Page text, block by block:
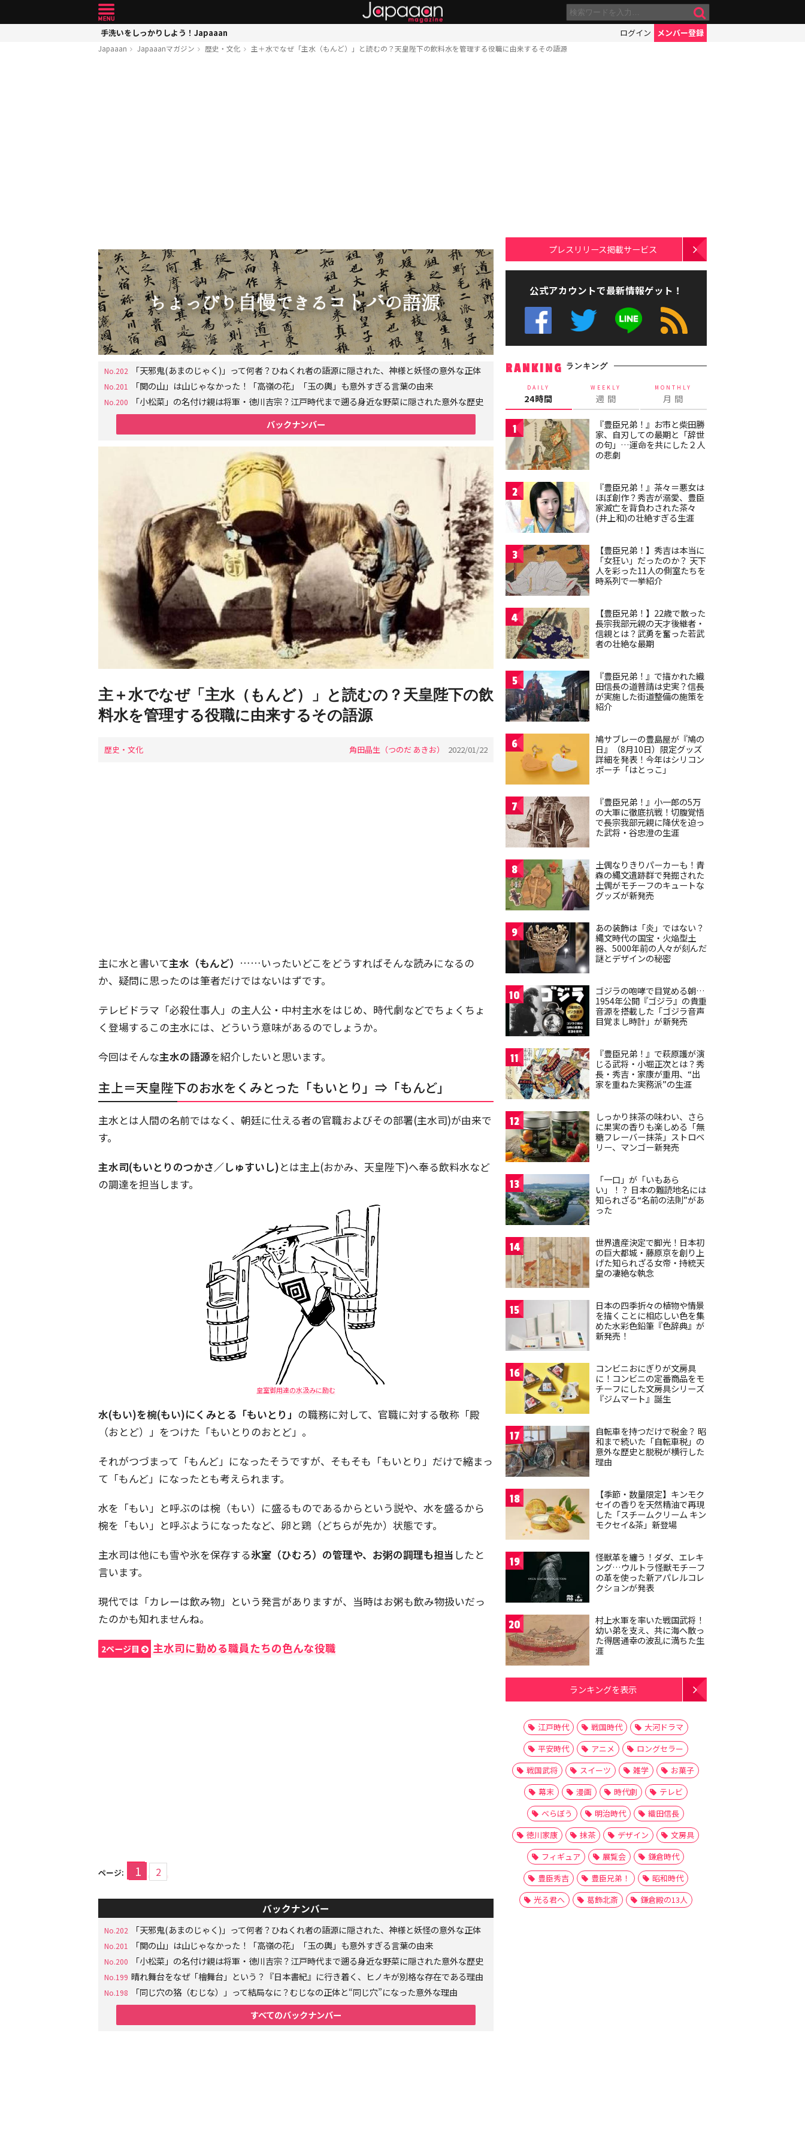
手洗いをしっかりしよう！Japaaan ログイン メンバー登録
Japaaan Japaaanマガジン 歴史・文化 主＋水でなぜ「主水（もんど）」と読むの？天皇陛下の飲料水を管理する役職に由来するその語源
No.202 「天邪鬼(あまのじゃく)」って何者？ひねくれ者の語源に隠された、神様と妖怪の意外な正体
No.201 「関の山」は山じゃなかった！「高嶺の花」「玉の輿」も意外すぎる言葉の由来
No.200
「小松菜」の名付け親は将軍・徳川吉宗？江戸時代まで遡る身近な野菜に隠された意外な歴史
バックナンバー
主＋水でなぜ「主水（もんど）」と読むの？天皇陛下の飲
料水を管理する役職に由来するその語源
歴史・文化 角田晶生（つのだ あきお） 2022/01/22
主に水と書いて主水（もんど） ……いったいどこをどうすればそんな読みになるの
か、疑問に思ったのは筆者だけではないはずです。
テレビドラマ「必殺仕事人」の主人公・中村主水をはじめ、時代劇などでちょくちょ
く登場するこの主水には、どういう意味があるのでしょうか。
今回はそんな主水の語源を紹介したいと思います。
主上＝天皇陛下のお水をくみとった「もいとり」⇒「もんど」
主水とは人間の名前ではなく、朝廷に仕える者の官職およびその部署(主水司)が由来で
す。
主水司(もいとりのつかさ／しゅすいし)とは主上(おかみ、天皇陛下)へ奉る飲料水など
の調達を担当します。
皇室御用達の水汲みに励む
水(もい)を椀(もい)にくみとる「もいとり」 の職務に対して、官職に対する敬称「殿
（おとど）」をつけた「もいとりのおとど」。
それがつづまって「もんど」になったそうですが、そもそも「もいとり」だけで縮まっ
て「もんど」になったとも考えられます。
水を「もい」と呼ぶのは椀（もい）に盛るものであるからという説や、水を盛るから
椀を「もい」と呼ぶようになったなど、卵と鶏（どちらが先か）状態です。
主水司は他にも雪や氷を保存する氷室（ひむろ）の管理や、お粥の調理も担当 したと
言います。
現代では「カレーは飲み物」という発言がありますが、当時はお粥も飲み物扱いだっ
たのかも知れませんね。
2ページ目 主水司に勤める職員たちの色んな役職
ページ: 1 2
バックナンバー
No.202 「天邪鬼(あまのじゃく)」って何者？ひねくれ者の語源に隠された、神様と妖怪の意外な正体
No.201 「関の山」は山じゃなかった！「高嶺の花」「玉の輿」も意外すぎる言葉の由来
No.200 「小松菜」の名付け親は将軍・徳川吉宗？江戸時代まで遡る身近な野菜に隠された意外な歴史
No.199 晴れ舞台をなぜ「檜舞台」という？『日本書紀』に行き着く、ヒノキが別格な存在である理由
No.198
「同じ穴の狢（むじな）」って結局なに？むじなの正体と“同じ穴”になった意外な理由
すべてのバックナンバー
プレスリリース掲載サービス
公式アカウントで最新情報ゲット！
RANKING ランキング
DAILY
24時間
WEEKLY
週 間
MONTHLY
月 間
1
『豊臣兄弟！』お市と柴田勝
家、自刃しての最期と「辞世
の句」…運命を共にした２人
の悲劇
2
『豊臣兄弟！』茶々＝悪女は
ほぼ創作？秀吉が溺愛、豊臣
家滅亡を背負わされた茶々
(井上和)の壮絶すぎる生涯
3
【豊臣兄弟！】秀吉は本当に
「女狂い」だったのか？ 天下
人を彩った11人の側室たちを
時系列で一挙紹介
4
【豊臣兄弟！】22歳で散った
長宗我部元親の天才後継者・
信親とは？武勇を奮った若武
者の壮絶な最期
5
『豊臣兄弟！』で描かれた織
田信長の道普請は史実？信長
が実施した街道整備の施策を
紹介
6
鳩サブレーの豊島屋が『鳩の
日』（8月10日）限定グッズ
詳細を発表！今年はシリコン
ポーチ「はとっこ」
7
『豊臣兄弟！』小一郎の5万
の大軍に徹底抗戦！切腹覚悟
で長宗我部元親に降伏を迫っ
た武将・谷忠澄の生涯
8
土偶なりきりパーカーも！青
森の縄文遺跡群で発掘された
土偶がモチーフのキュートな
グッズが新発売
9
あの装飾は「炎」ではない？
縄文時代の国宝・火焔型土
器、5000年前の人々が刻んだ
謎とデザインの秘密
10
ゴジラの咆哮で目覚める朝…
1954年公開『ゴジラ』の貴重
音源を搭載した「ゴジラ音声
目覚まし時計」が新発売
11
『豊臣兄弟！』で萩原護が演
じる武将・小堀正次とは？秀
長・秀吉・家康が重用、“出
家を重ねた実務派”の生涯
12
しっかり抹茶の味わい、さら
に果実の香りも楽しめる「無
糖フレーバー抹茶」ストロベ
リー、マンゴー新発売
13
「一口」が「いもあら
い」！？ 日本の難読地名には
知られざる“名前の法則”があ
った
14
世界遺産決定で脚光！日本初
の巨大都城・藤原京を創り上
げた知られざる女帝・持統天
皇の凄絶な執念
15
日本の四季折々の植物や情景
を描くことに相応しい色を集
めた水彩色鉛筆『色辞典』が
新発売！
16
コンビニおにぎりが文房具
に！コンビニの定番商品をモ
チーフにした文房具シリーズ
『ジムマート』誕生
17
自転車を持つだけで税金？ 昭
和まで続いた「自転車税」の
意外な歴史と脱税が横行した
理由
18
【季節・数量限定】キンモク
セイの香りを天然精油で再現
した「スチームクリーム キン
モクセイ&茶」新登場
19
怪獣革を纏う！ダダ、エレキ
ング…ウルトラ怪獣モチーフ
の革を使った新アパレルコレ
クションが発表
20
村上水軍を率いた戦国武将！
幼い弟を支え、共に海へ散っ
た得居通幸の波乱に満ちた生
涯
ランキングを表示
江戸時代 戦国時代
大河ドラマ
平安時代
アニメ
ロングセラー
戦国武将
スイーツ 雑学
お菓子
幕末
漫画 時代劇
テレビ
べらぼう
明治時代
織田信長
徳川家康
抹茶 デザイン
文房具
フィギュア
展覧会
鎌倉時代
豊臣秀吉
豊臣兄弟！
昭和時代
光る君へ
葛飾北斎 鎌倉殿の13人